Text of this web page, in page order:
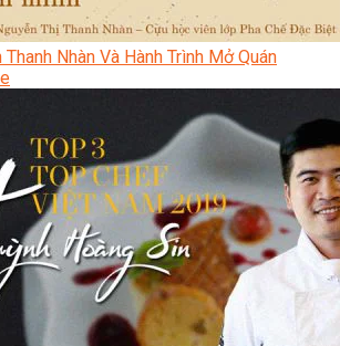
sản phẩm trong giỏ hàng.
trong giỏ hàng.
Nhàn Và Hành Trình Mở Quán